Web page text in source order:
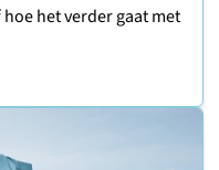
het verder gaat met